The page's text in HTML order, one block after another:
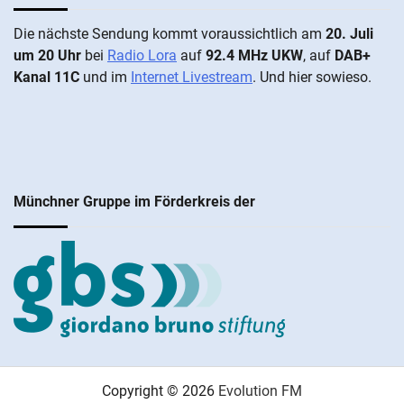
Die näch­ste Sen­dung kommt vor­aus­sicht­lich am 20. Juli
um 20 Uhr bei Radio Lora auf 92.4 MHz UKW, auf DAB+
Kanal 11C und im Internet Livestream. Und hier sowieso.
Münchner Gruppe im Förderkreis der
Copyright © 2026 Evolution FM